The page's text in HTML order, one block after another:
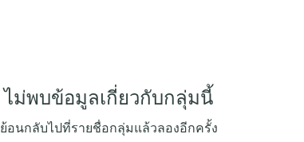
ไม่พบข้อมูลเกี่ยวกับกลุ่มนี้
ย้อนกลับไปที่รายชื่อกลุ่มแล้วลองอีกครั้ง